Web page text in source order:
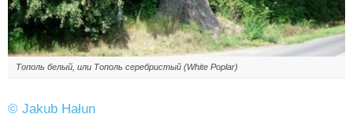
Тополь белый, или Тополь серебристый (White Poplar)
© Jakub Hałun